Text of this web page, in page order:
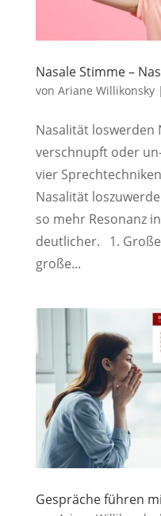
Nasale Stimme –
von Ariane Willikonsky|
Nasalität loswerden
verschnupft oder
vier
Nasalität
so mehr Resonanz
deutlicher. 1.
große...
Gespräche führen